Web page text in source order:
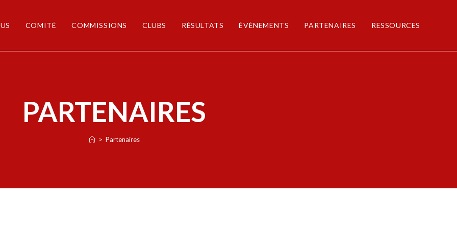
COMITÉ COMMISSIONS CLUBS RÉSULTATS ÉVÈNEMENTS PARTENAIRES RESSOURCES
PARTENAIRES
> Partenaires